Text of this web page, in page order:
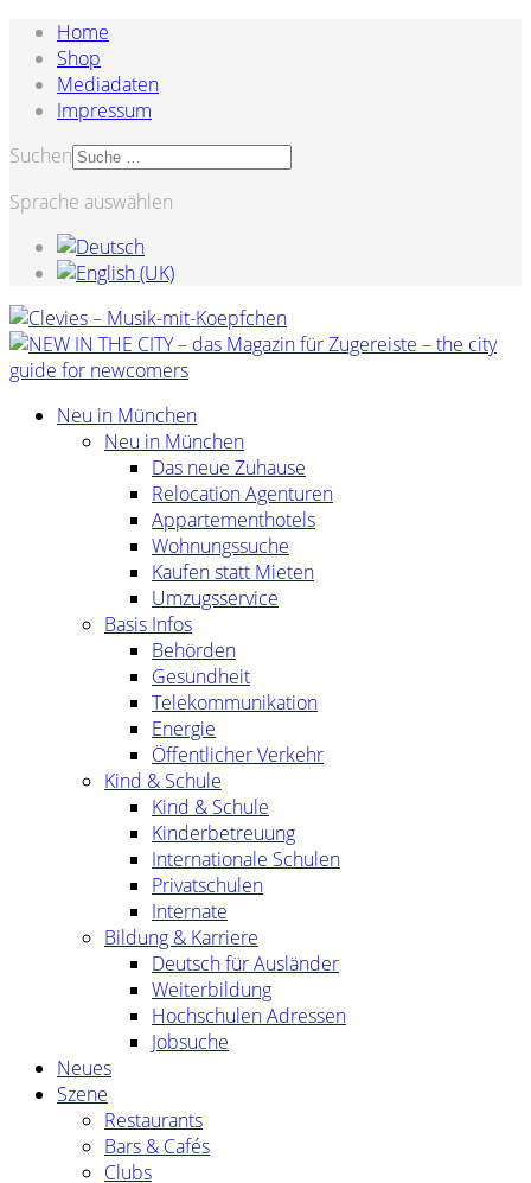
Home
Shop
Mediadaten
Impressum
Suchen
Sprache auswählen
Neu in München
Neu in München
Das neue Zuhause
Relocation Agenturen
Appartementhotels
Wohnungssuche
Kaufen statt Mieten
Umzugsservice
Basis Infos
Behörden
Gesundheit
Telekommunikation
Energie
Öffentlicher Verkehr
Kind & Schule
Kind & Schule
Kinderbetreuung
Internationale Schulen
Privatschulen
Internate
Bildung & Karriere
Deutsch für Ausländer
Weiterbildung
Hochschulen Adressen
Jobsuche
Neues
Szene
Restaurants
Bars & Cafés
Clubs